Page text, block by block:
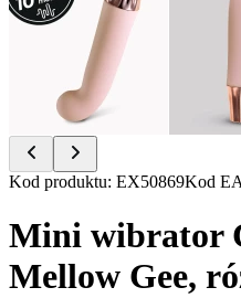
Item
of
12
Kod produktu: EX50869Kod
Mini wibrator
Mellow Gee,